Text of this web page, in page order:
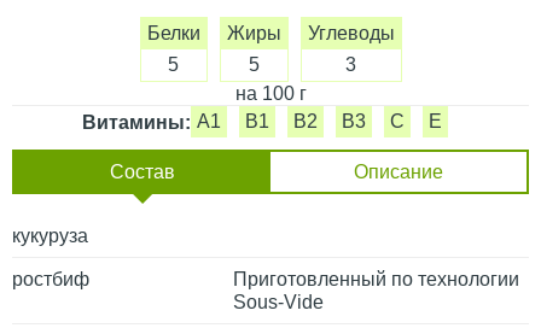
Белки
5
Жиры
5
Углеводы
3
на 100 г
Витамины: A1 B1 B2 B3 C E
Состав Описание
кукуруза
ростбиф
Приготовленный по технологии
Sous-Vide